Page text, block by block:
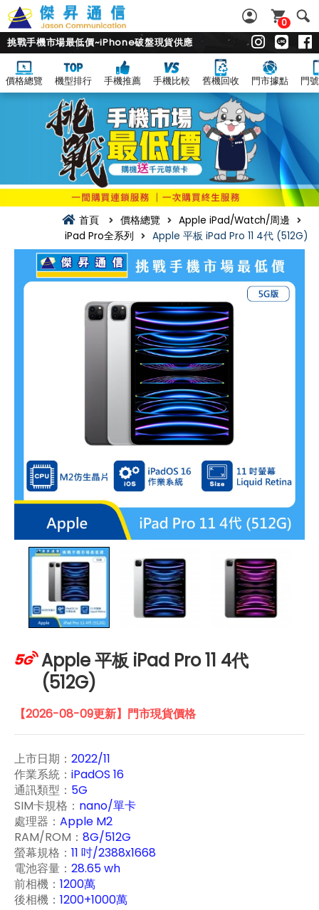
0
挑戰手機市場最低價~iPhone破盤現貨供應
價格總覽 機型排行 手機推薦 手機比較 舊機回收 門市據點 門
首頁 價格總覽
Apple iPad/Watch/周邊
iPad Pro全系列
Apple 平板 iPad Pro 11 4代 (512G)
Apple 平板 iPad Pro 11 4代
(512G)
【2026-08-09更新】門市現貨價格
上市日期： 2022/11
作業系統： iPadOS 16
通訊類型： 5G
SIM卡規格： nano/單卡
處理器： Apple M2
RAM/ROM： 8G/512G
螢幕規格： 11 吋/2388x1668
電池容量： 28.65 wh
前相機： 1200萬
後相機： 1200+1000萬